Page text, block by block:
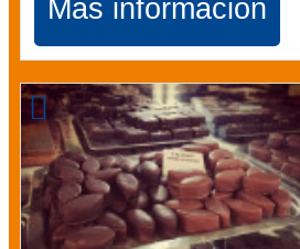
Más información